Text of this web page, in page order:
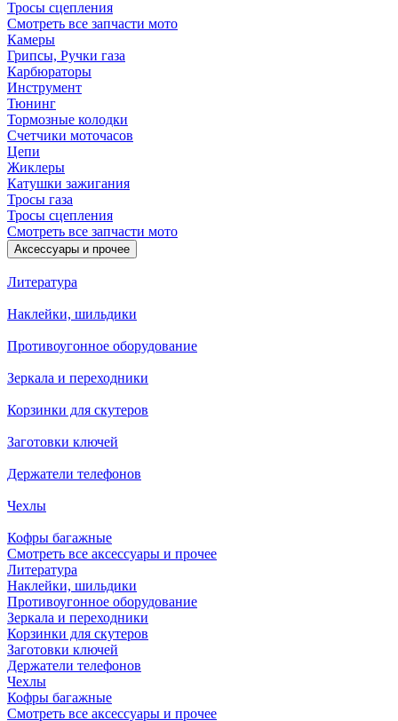
Тросы сцепления
Смотреть все запчасти мото
Камеры
Грипсы, Ручки газа
Карбюраторы
Инструмент
Тюнинг
Тормозные колодки
Счетчики моточасов
Цепи
Жиклеры
Катушки зажигания
Тросы газа
Тросы сцепления
Смотреть все запчасти мото
Аксессуары и прочее
Литература
Наклейки, шильдики
Противоугонное оборудование
Зеркала и переходники
Корзинки для скутеров
Заготовки ключей
Держатели телефонов
Чехлы
Кофры багажные
Смотреть все аксессуары и прочее
Литература
Наклейки, шильдики
Противоугонное оборудование
Зеркала и переходники
Корзинки для скутеров
Заготовки ключей
Держатели телефонов
Чехлы
Кофры багажные
Смотреть все аксессуары и прочее